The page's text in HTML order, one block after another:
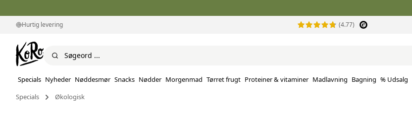
Hurtig levering (4.77)
Specials Nyheder Nøddesmør Snacks Nødder Morgenmad Tørret frugt Proteiner & vitaminer Madlavning Bagning % Udsalg
Specials
Økologisk